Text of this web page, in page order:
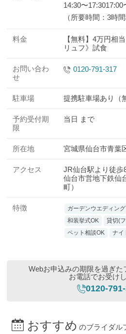
14:30〜17:3017:00
（所要時間：3時間
料金
【無料】4万円相
リュフ》試食
お問い合わ
せ
0120-791-317
駐車場 提携駐車場あり（
予約受付期
限
当日 まで
所在地 宮城県仙台市青葉
アクセス
JR仙台駅より徒歩
仙台市営地下鉄仙
町）
特徴 ガーデンウエディング
和装挙式OK
貸切(
ペット相談OK
ナイ
Webお申込みの期限を過ぎた
お電話でお受けし
0120-
おすすめ のブライダル